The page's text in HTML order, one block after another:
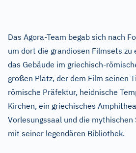
Das Agora-Team begab sich nach
um dort die grandiosen Filmsets zu
das Gebäude im griechisch-
großen Platz, der dem Film seinen
römische Präfektur, heidnische
Kirchen, ein griechisches
Vorlesungssaal und die
mit seiner legendären Bibliothek.